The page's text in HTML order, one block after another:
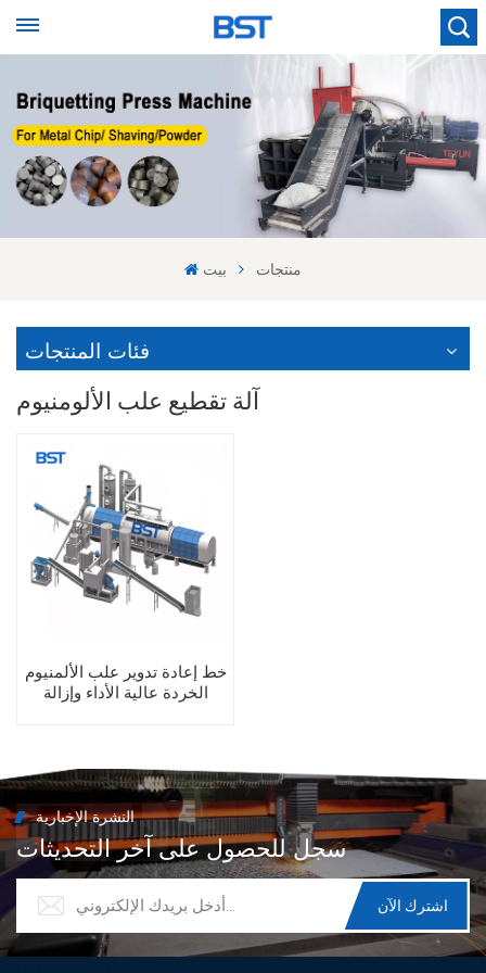
بيت منتجات
فئات المنتجات
آلة تقطيع علب الألومنيوم
خط إعادة تدوير علب الألمنيوم
الخردة عالية الأداء وإزالة
النشرة الإخبارية
سجل للحصول على آخر التحديثات